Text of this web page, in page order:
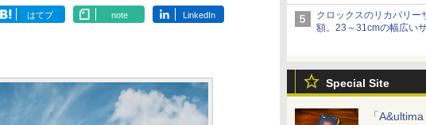
ションマッピングを追加
クロックスのリカバリー
額。23～31cmの幅広い
Special Site
「
はてブ note LinkedIn